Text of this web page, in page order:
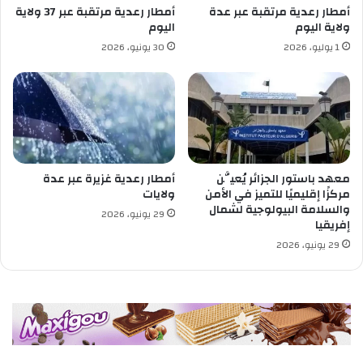
م
ص
ط
ف
ي
ن
ل
ص
ف
ة
"
ع
د
ل
"
أمطار رعدية مرتقبة عبر عدة
ولاية اليوم
1 يوليو، 2026
أمطار رعدية مرتقبة عبر 37 ولاية
اليوم
30 يونيو، 2026
معهد باستور الجزائر يُعيَّن
مركزًا إقليميًا للتميز في الأمن
والسلامة البيولوجية لشمال
إفريقيا
29 يونيو، 2026
أمطار رعدية غزيرة عبر عدة
ولايات
29 يونيو، 2026